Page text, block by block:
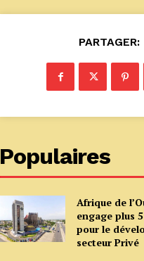
PARTAGER:
Populaires
Afrique de
engage plus
pour le
secteur Privé